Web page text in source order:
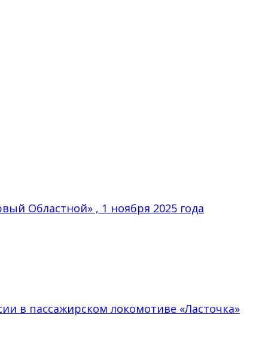
Областной» , 1 ноября 2025 года
в пассажирском локомотиве «Ласточка»